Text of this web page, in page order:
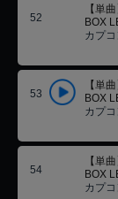
52
【単
BOX
カプ
53
【単
BOX
カプ
54
【単
BOX
カプ